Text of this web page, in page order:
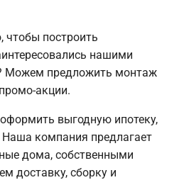
чтобы построить
нашими
Можем предложить монтаж
акции.
выгодную ипотеку,
компания предлагает
дома, собственными
доставку, сборку и